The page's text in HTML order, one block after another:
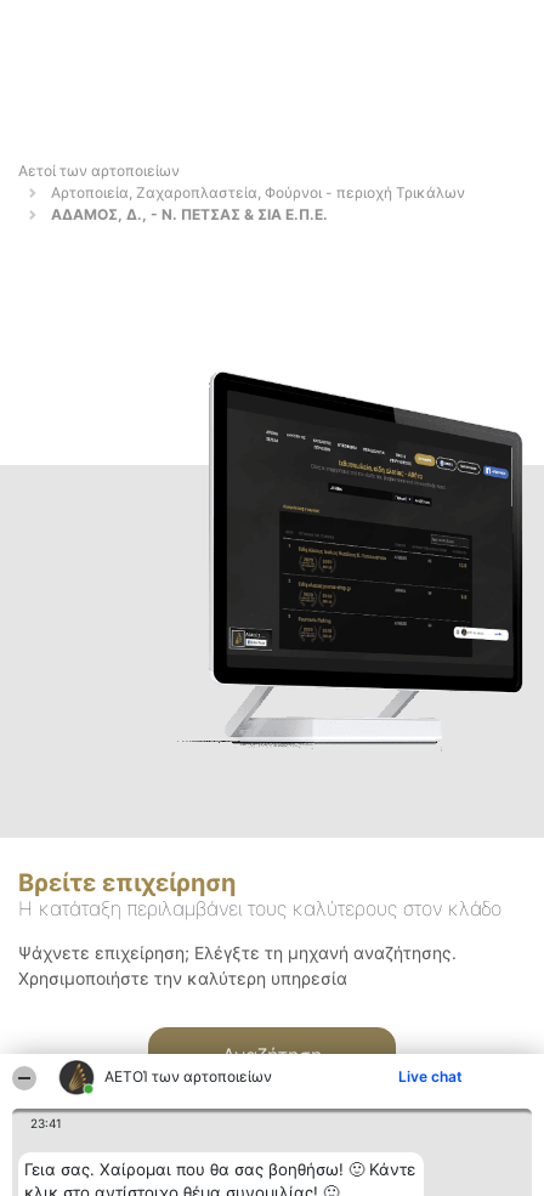
ΑΕΤΟΊ των αρτοποιείων Live chat
23:41
Γεια σας. Χαίρομαι που θα σας βοηθήσω! 🙂 Κάντε
Αετοί των αρτοποιείων
Αρτοποιεία, Ζαχαροπλαστεία, Φούρνοι - περιοχή Τρικάλων
ΑΔΑΜΟΣ, Δ., - Ν. ΠΕΤΣΑΣ & ΣΙΑ Ε.Π.Ε.
Βρείτε επιχείρηση
Η κατάταξη περιλαμβάνει τους καλύτερους στον κλάδο
Ψάχνετε επιχείρηση; Ελέγξτε τη μηχανή αναζήτησης.
Χρησιμοποιήστε την καλύτερη υπηρεσία
Αναζήτηση